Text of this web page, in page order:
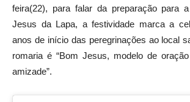
feira(22), para falar da preparação para
Jesus da Lapa, a festividade marca a
anos de início das peregrinações ao local
romaria é “Bom Jesus, modelo de
amizade”.